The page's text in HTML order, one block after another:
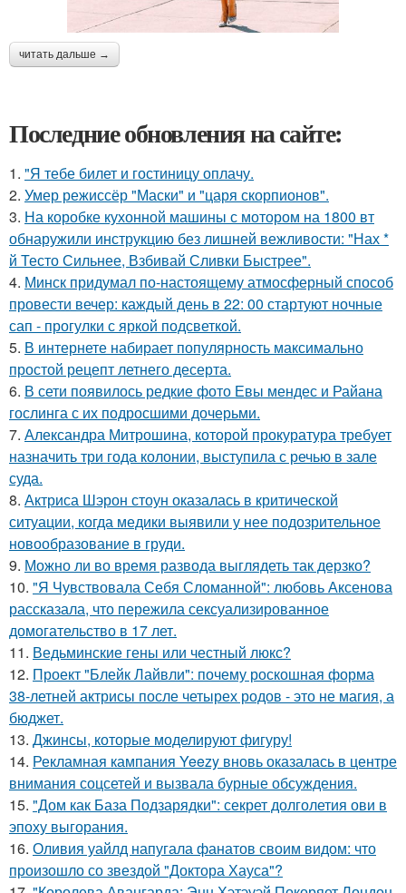
читать дальше →
Последние обновления на сайте:
1. "Я тебе билет и гостиницу оплачу.
2. Умер режиссёр "Маски" и "царя скорпионов".
3. На коробке кухонной машины с мотором на 1800 вт
обнаружили инструкцию без лишней вежливости: "Нах *
й Тесто Сильнее, Взбивай Сливки Быстрее".
4. Минск придумал по-настоящему атмосферный способ
провести вечер: каждый день в 22: 00 стартуют ночные
сап - прогулки с яркой подсветкой.
5. В интернете набирает популярность максимально
простой рецепт летнего десерта.
6. В сети появилось редкие фото Евы мендес и Райана
гослинга с их подросшими дочерьми.
7. Александра Митрошина, которой прокуратура требует
назначить три года колонии, выступила с речью в зале
суда.
8. Актриса Шэрон стоун оказалась в критической
ситуации, когда медики выявили у нее подозрительное
новообразование в груди.
9. Можно ли во время развода выглядеть так дерзко?
10. "Я Чувствовала Себя Сломанной": любовь Аксенова
рассказала, что пережила сексуализированное
домогательство в 17 лет.
11. Ведьминские гены или честный люкс?
12. Проект "Блейк Лайвли": почему роскошная форма
38-летней актрисы после четырех родов - это не магия, а
бюджет.
13. Джинсы, которые моделируют фигуру!
14. Рекламная кампания Yeezy вновь оказалась в центре
внимания соцсетей и вызвала бурные обсуждения.
15. "Дом как База Подзарядки": секрет долголетия ови в
эпоху выгорания.
16. Оливия уайлд напугала фанатов своим видом: что
произошло со звездой "Доктора Хауса"?